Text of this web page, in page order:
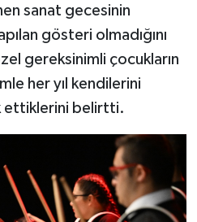
sanat gecesinin
gösteri olmadığını
gereksinimli çocukların
her yıl kendilerini
ettiklerini belirtti.